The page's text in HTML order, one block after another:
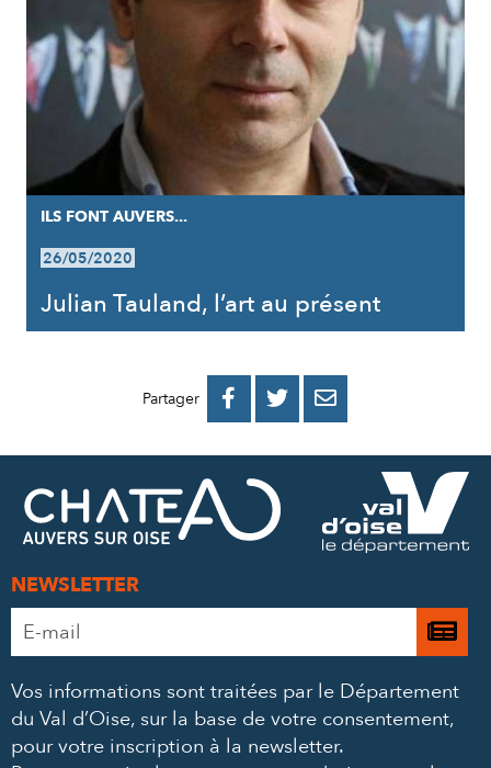
ILS FONT AUVERS...
26/05/2020
Julian Tauland, l’art au présent
Partager 
PARTAGER
FACEBOOK
PARTAGER
PARTAGER
MAIL
NEWSLETTER
Adresse
e-
*
Je
à
Vos informations sont traitées par le Département
du Val d’Oise, sur la base de votre consentement,
pour votre inscription à la newsletter.